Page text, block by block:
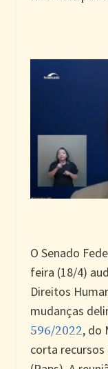
O Senado
feira (18/4)
Direitos
mudanças
596/2022, do
corta recursos